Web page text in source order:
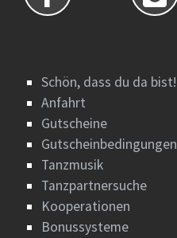
Schön, dass du da bist!
Anfahrt
Gutscheine
Gutscheinbedingungen
Tanzmusik
Tanzpartnersuche
Kooperationen
Bonussysteme